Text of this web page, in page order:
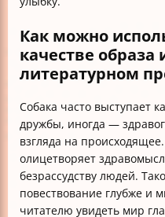
Как можно
качестве
литературном
Собака часто выступает
дружбы, иногда —
взгляда на
олицетворяет
безрассудству людей.
повествование глубже и
читателю увидеть мир